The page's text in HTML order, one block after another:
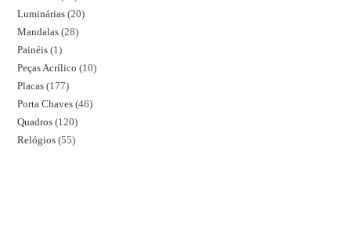
Luminárias 20
Mandalas 28
Painéis 1
Peças Acrílico 10
Placas 177
Porta Chaves 46
Quadros 120
Relógios 55